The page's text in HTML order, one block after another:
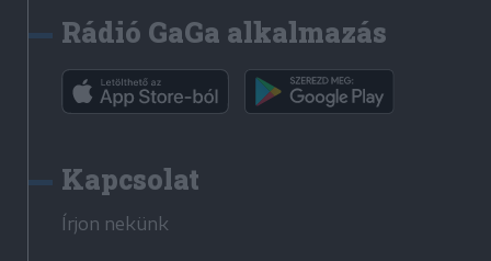
Rádió GaGa alkalmazás
Kapcsolat
Írjon nekünk